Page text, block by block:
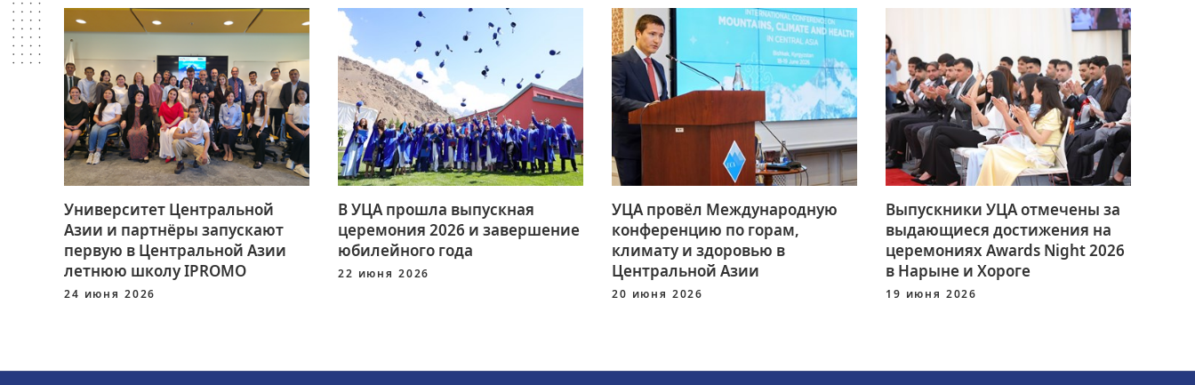
Университет Центральной
Азии и партнёры запускают
первую в Центральной Азии
летнюю школу IPROMO
24 июня 2026
В УЦА прошла выпускная
церемония 2026 и завершение
юбилейного года
22 июня 2026
УЦА провёл Международную
конференцию по горам,
климату и здоровью в
Центральной Азии
20 июня 2026
Выпускники УЦА отмечены за
выдающиеся достижения на
церемониях Awards Night 2026
в Нарыне и Хороге
19 июня 2026